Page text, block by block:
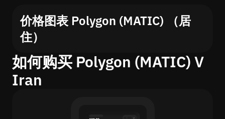
价格图表 Polygon (MATIC) （居
住）
如何购买 Polygon (MATIC) V
Iran